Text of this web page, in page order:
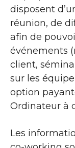
disposent
réunion, de
afin de
événements
client,
sur les
option
Ordinateur à
Les